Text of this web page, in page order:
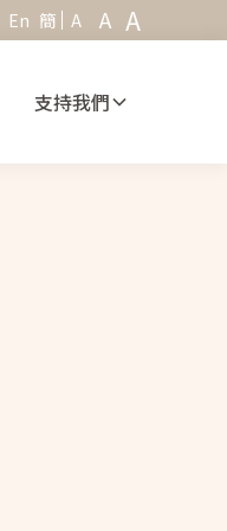
En 簡 A A A
支持我們